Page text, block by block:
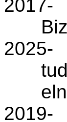
2017-
2025-
2019-